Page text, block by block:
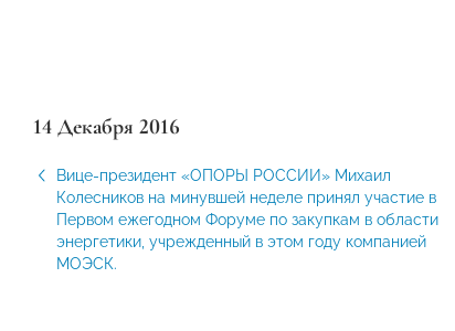
14 Декабря 2016
Вице-президент «ОПОРЫ РОССИИ» Михаил
Колесников на минувшей неделе принял участие в
Первом ежегодном Форуме по закупкам в области
энергетики, учрежденный в этом году компанией
МОЭСК.